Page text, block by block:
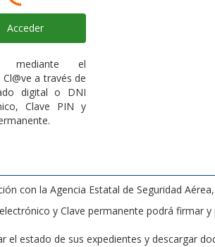
Acceder
mediante el
a través de
digital o DNI
Clave PIN y
con la Agencia Estatal de Seguridad
y Clave permanente podrá firmar
el estado de sus expedientes y descargar